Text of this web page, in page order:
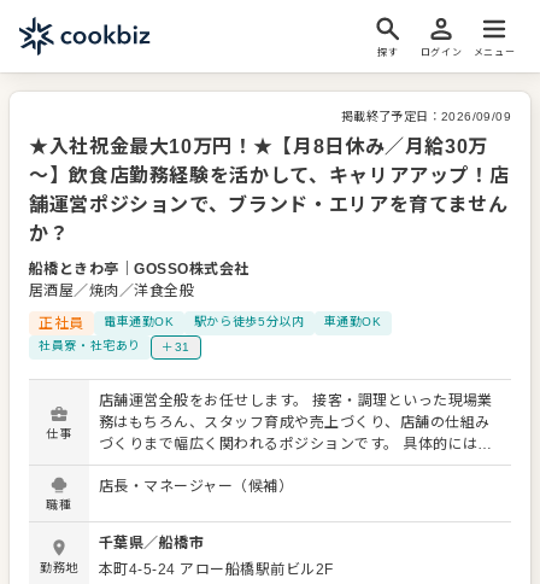
探す ログイン メニュー
掲載終了予定日： 2026/09/09
★入社祝金最大10万円！★【月8日休み／月給30万
～】飲食店勤務経験を活かして、キャリアアップ！店
舗運営ポジションで、ブランド・エリアを育てません
か？
船橋ときわ亭 ｜GOSSO株式会社
居酒屋／焼肉／洋食全般
正社員
電車通勤OK 駅から徒歩5分以内
車通勤OK
社員寮・社宅あり
＋31
仕事
店舗運営全般をお任せします。 接客・調理といった現場業
務はもちろん、スタッフ育成や売上づくり、店舗の仕組み
づくりまで幅広く関われるポジションです。 具体的には…
■店舗営業業務 ・ホール業務全般（接客、料理提供、会計
など） ・キッチン業務（仕込み、調理、盛り付け） ・清
■店舗運営・マネジメント業務 ・アルバイトスタッフの採
用、育成、指導 ・シフト管理、人員配置の調整 ・売上管
理、発注業務 ・SNS更新やイベント企画などのプロモーシ
職種
店長・マネージャー（候補）
勤務地
千葉県／船橋市
本町4-5-24 アロー船橋駅前ビル2F